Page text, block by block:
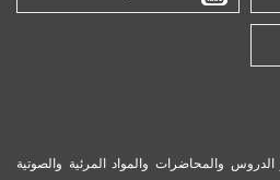
الدروس والمحاضرات والمواد المرئية والصوتية